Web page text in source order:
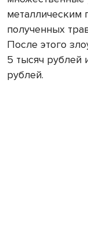
металлическим
полученных
После этого
5 тысяч рублей
рублей.